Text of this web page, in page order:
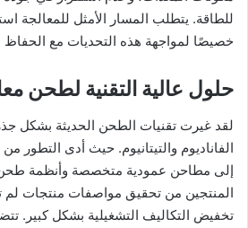
للطاقة. يتطلب المسار الأمثل للمعالجة
خصيصًا لمواجهة هذه التحديات مع الحفاظ
حلول عالية التقنية لطحن
لقد غيرت تقنيات الطحن الحديثة بشكل
الفاناديوم والتيتانيوم. حيث أدى التطور
إلى مطاحن عمودية متخصصة وأنظمة طحن
المنتجين من تحقيق مواصفات منتجات لم
تخفيض التكاليف التشغيلية بشكل كبير.